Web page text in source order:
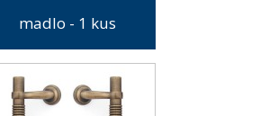
madlo - 1 kus